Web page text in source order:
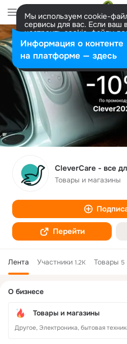
Мы используем cookie-
сервисы для вас. Если ваш
настроить cookie-файлы
представитель. Больше
Разрешить все
CleverCare - все
Товары и магазины
Перейти
Лента Участники 1.2K Товары 5
колонка
О бизнесе
Товары и магазины
Другое, Электроника, бытовая
Информация о контенте
на платформе — здесь